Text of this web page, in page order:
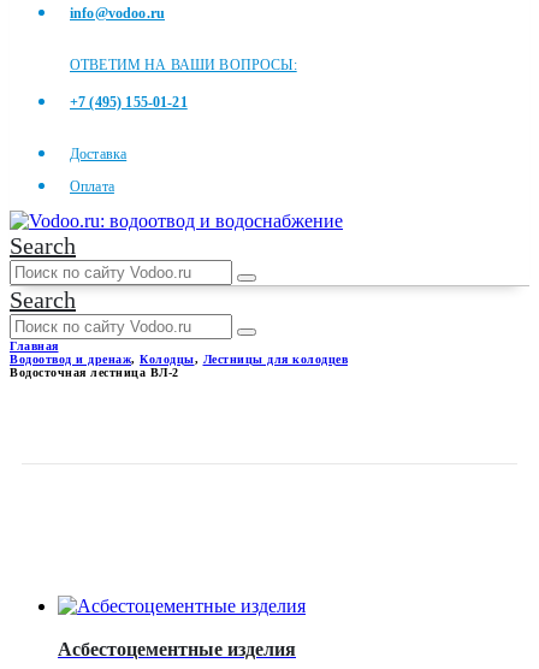
info@vodoo.ru
ОТВЕТИМ НА ВАШИ ВОПРОСЫ:
+7 (495) 155-01-21
Доставка
Оплата
Search
Search
Главная
Водоотвод и дренаж, Колодцы, Лестницы для колодцев
Водосточная лестница ВЛ-2
Асбестоцементные изделия